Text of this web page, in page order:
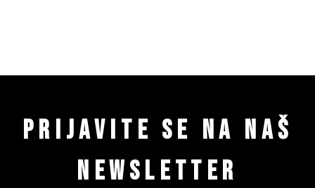
PRIJAVITE SE NA NAŠ
NEWSLETTER